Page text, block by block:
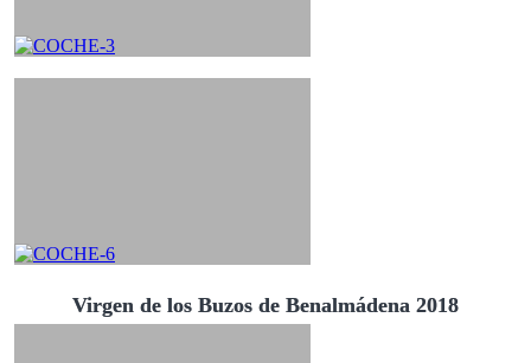
Virgen de los Buzos de Benalmádena 2018